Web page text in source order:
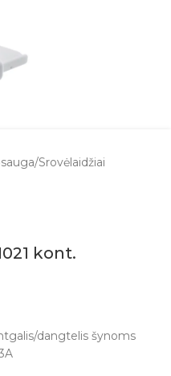
/Srovėlaidžiai
kont.
dangtelis šynoms